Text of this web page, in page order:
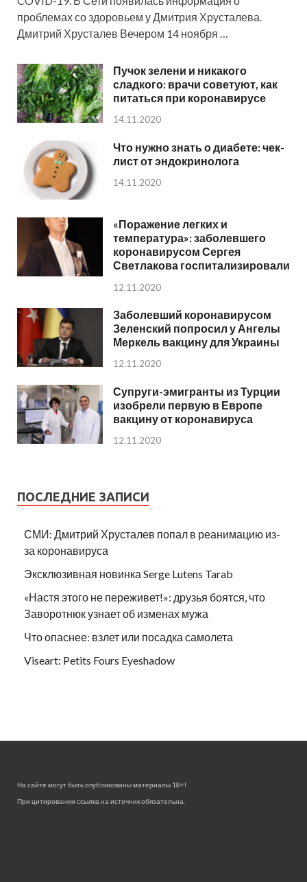
проблемах со здоровьем у Дмитрия Хрусталева.
Дмитрий Хрусталев Вечером 14 ноября …
Пучок зелени и никакого
сладкого: врачи советуют, как
питаться при коронавирусе
14.11.2020
Что нужно знать о диабете: чек-
лист от эндокринолога
14.11.2020
«Поражение легких и
температура»: заболевшего
коронавирусом Сергея
Светлакова госпитализировали
12.11.2020
Заболевший коронавирусом
Зеленский попросил у Ангелы
Меркель вакцину для Украины
12.11.2020
Супруги-эмигранты из Турции
изобрели первую в Европе
вакцину от коронавируса
12.11.2020
ПОСЛЕДНИЕ ЗАПИСИ
СМИ: Дмитрий Хрусталев попал в реанимацию из-
за коронавируса
Эксклюзивная новинка Serge Lutens Tarab
«Настя этого не переживет!»: друзья боятся, что
Заворотнюк узнает об изменах мужа
Что опаснее: взлет или посадка самолета
Viseart: Petits Fours Eyeshadow
На сайте могут быть опубликованы материалы 18+!
При цитировании ссылка на источник обязательна.